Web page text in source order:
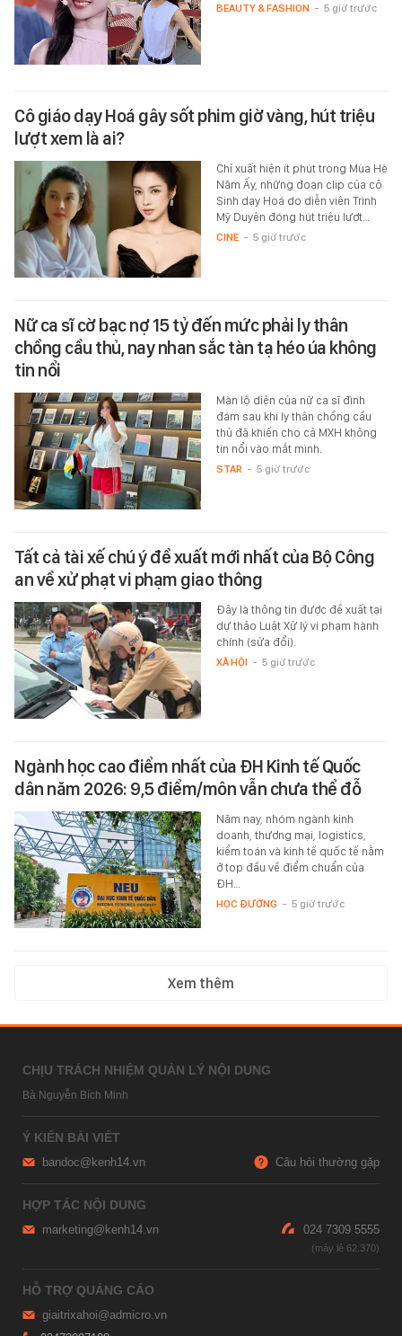
BEAUTY & FASHION - 5 giờ trước
Cô giáo dạy Hoá gây sốt phim giờ vàng, hút triệu
lượt xem là ai?
Chỉ xuất hiện ít phút trong Mùa Hè
Năm Ấy, những đoạn clip của cô
Sinh dạy Hoá do diễn viên Trình
Mỹ Duyên đóng hút triệu lượt…
CINE - 5 giờ trước
Nữ ca sĩ cờ bạc nợ 15 tỷ đến mức phải ly thân
chồng cầu thủ, nay nhan sắc tàn tạ héo úa không
tin nổi
Màn lộ diện của nữ ca sĩ đình
đám sau khi ly thân chồng cầu
thủ đã khiến cho cả MXH không
tin nổi vào mắt mình.
STAR - 5 giờ trước
Tất cả tài xế chú ý đề xuất mới nhất của Bộ Công
an về xử phạt vi phạm giao thông
Đây là thông tin được đề xuất tại
dự thảo Luật Xử lý vi phạm hành
chính (sửa đổi).
XÃ HỘI - 5 giờ trước
Ngành học cao điểm nhất của ĐH Kinh tế Quốc
dân năm 2026: 9,5 điểm/môn vẫn chưa thể đỗ
Năm nay, nhóm ngành kinh
doanh, thương mại, logistics,
kiểm toán và kinh tế quốc tế nằm
ở top đầu về điểm chuẩn của
ĐH…
HỌC ĐƯỜNG - 5 giờ trước
Xem thêm
CHỊU TRÁCH NHIỆM QUẢN LÝ NỘI DUNG
Bà Nguyễn Bích Minh
Ý KIẾN BÀI VIẾT
bandoc@kenh14.vn Câu hỏi thường gặp
HỢP TÁC NỘI DUNG
marketing@kenh14.vn 024 7309 5555
HỖ TRỢ QUẢNG CÁO
giaitrixahoi@admicro.vn